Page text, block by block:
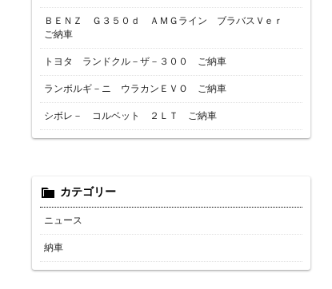
ＢＥＮＺ Ｇ３５０ｄ ＡＭＧライン ブラバスＶｅｒ
ご納車
トヨタ ランドクル－ザ－３００ ご納車
ランボルギ－ニ ウラカンＥＶＯ ご納車
シボレ－ コルベット ２ＬＴ ご納車
カテゴリー
ニュース
納車